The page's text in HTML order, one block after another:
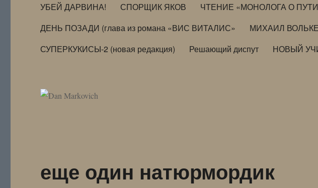
УБЕЙ ДАРВИНА!
СПОРЩИК ЯКОВ ЧТЕНИЕ «МОНОЛОГА О
ДЕНЬ ПОЗАДИ (глава из романа «ВИС ВИТАЛИС»
МИХАИЛ
СУПЕРКУКИСЫ-2 (новая редакция)
Решающий диспут НОВЫЙ
еще один натюрмордик